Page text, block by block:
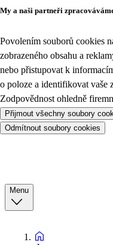
My a naši partneři
Povolením souborů cookies
zobrazeného obsahu a
nebo přistupovat k
o poloze a identifikovat vaše
Zodpovědnost ohledně
Přijmout všechny soubory
Odmítnout soubory cookies
Menu